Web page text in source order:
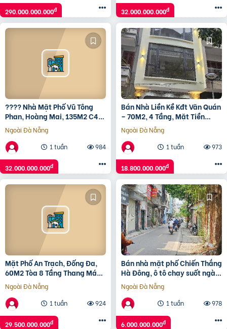
290.000.000.000đ 32.000.000.000đ
???? Nhà Mặt Phố Vũ Tông
Phan, Hoàng Mai, 135M2 C4
Mt 5M, Xây Tòa Đỉnh, Chỉ 32
Tỷ ????
Ngoài Đà Nẵng
1 tuần
984
32.000.000.000đ
Bán Nhà Liền Kề Kđt Văn Quán
– 70M2, 4 Tầng, Mặt Tiền
4.6M, Giá 18.8 Tỷ
Ngoài Đà Nẵng
1 tuần
973
18.800.000.000đ
Mặt Phố An Trạch, Đống Đa,
60M2 Tòa 8 Tầng Thang Máy
Mt 8M, Giá Rẻ 29.5 Tỷ
Ngoài Đà Nẵng
1 tuần
924
29.500.000.000đ
Bán nhà mặt phố Chiến Thắng
Hà Đông, ô tô chạy suốt ngày,
kinh doanh cực đỉnh 41m2, 6
tỷ.
Ngoài Đà Nẵng
1 tuần
978
6.000.000.000đ